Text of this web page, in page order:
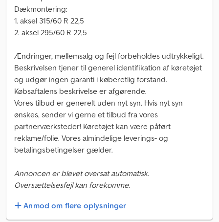
Dækmontering:
1. aksel 315/60 R 22,5
2. aksel 295/60 R 22,5
Ændringer, mellemsalg og fejl forbeholdes udtrykkeligt.
Beskrivelsen tjener til generel identifikation af køretøjet
og udgør ingen garanti i køberetlig forstand.
Købsaftalens beskrivelse er afgørende.
Vores tilbud er generelt uden nyt syn. Hvis nyt syn
ønskes, sender vi gerne et tilbud fra vores
partnerværksteder! Køretøjet kan være påført
reklame/folie. Vores almindelige leverings- og
betalingsbetingelser gælder.
Annoncen er blevet oversat automatisk.
Oversættelsesfejl kan forekomme.
Anmod om flere oplysninger